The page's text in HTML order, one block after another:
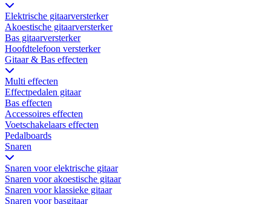
Elektrische gitaarversterker
Akoestische gitaarversterker
Bas gitaarversterker
Hoofdtelefoon versterker
Gitaar & Bas effecten
Multi effecten
Effectpedalen gitaar
Bas effecten
Accessoires effecten
Voetschakelaars effecten
Pedalboards
Snaren
Snaren voor elektrische gitaar
Snaren voor akoestische gitaar
Snaren voor klassieke gitaar
Snaren voor basgitaar